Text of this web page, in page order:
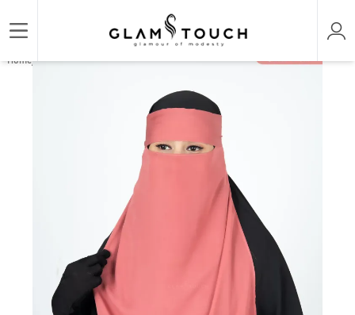
Home/HIJAB & NIQAB/SARAH SINGLE LAYER NIQAB | GT-1734